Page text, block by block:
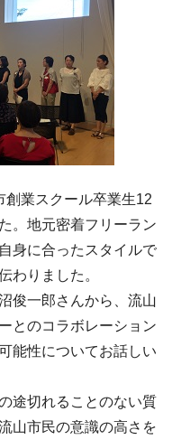
業スクール卒業生12
。地元密着フリーラン
身に合ったスタイルで
わりました。
俊一郎さんから、流山
とのコラボレーション
能性についてお話しい
途切れることのない質
山市民の意識の高さを